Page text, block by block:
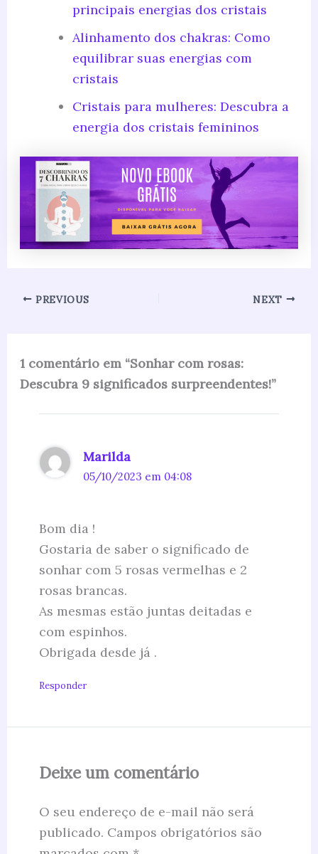
principais energias dos cristais
Alinhamento dos chakras: Como
equilibrar suas energias com
cristais
Cristais para mulheres: Descubra a
energia dos cristais femininos
PREVIOUS NEXT
1 comentário em “Sonhar com rosas:
Descubra 9 significados surpreendentes!”
Marilda
05/10/2023 em 04:08
Bom dia !
Gostaria de saber o significado de
sonhar com 5 rosas vermelhas e 2
rosas brancas.
As mesmas estão juntas deitadas e
com espinhos.
Obrigada desde já .
Responder
Deixe um comentário
O seu endereço de e-mail não será
publicado. Campos obrigatórios são